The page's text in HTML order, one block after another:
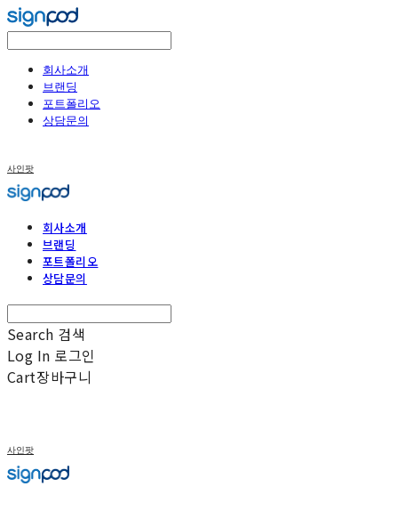
회사소개
브랜딩
포트폴리오
상담문의
사인팟
회사소개
브랜딩
포트폴리오
상담문의
Search 검색
Log In 로그인
Cart장바구니
사인팟